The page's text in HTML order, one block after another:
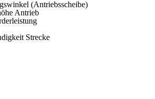
(Antriebsscheibe)
Antrieb
Strecke